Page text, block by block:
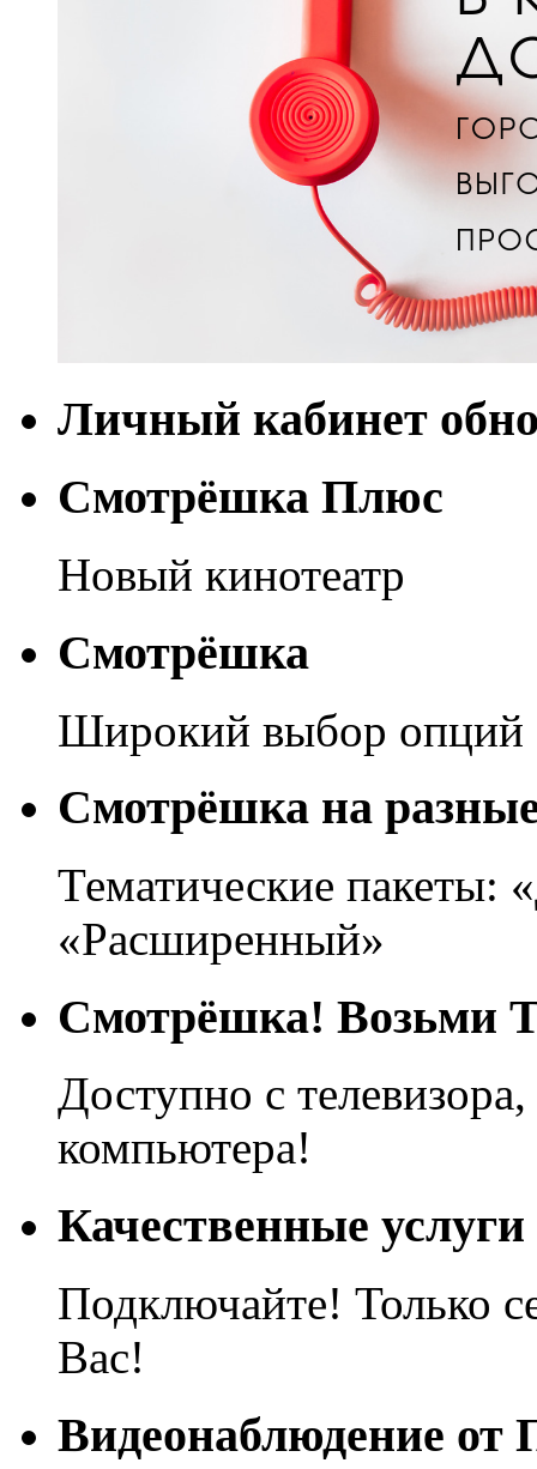
Личный кабинет
Смотрёшка Плюс
Новый кинотеатр
Смотрёшка
Широкий выбор опций
Смотрёшка на
Тематические пакеты:
«Расширенный»
Смотрёшка! Возьми
Доступно с
компьютера!
Качественные
Подключайте! Только
Вас!
Видеонаблюдение